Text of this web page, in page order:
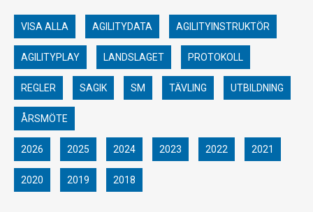
VISA ALLA AGILITYDATA AGILITYINSTRUKTÖR
AGILITYPLAY LANDSLAGET PROTOKOLL
REGLER SAGIK SM TÄVLING UTBILDNING
ÅRSMÖTE
2026 2025 2024 2023 2022 2021
2020 2019 2018